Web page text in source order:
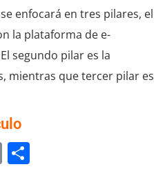
enfocará en tres pilares, el
la plataforma de e-
segundo pilar es la
mientras que tercer pilar es
Email